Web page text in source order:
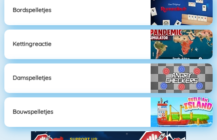
Bordspelletjes
Kettingreactie
Damspelletjes
Bouwspelletjes